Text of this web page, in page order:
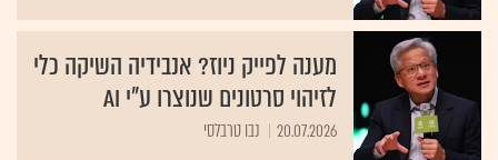
מענה לפייק ניוז? אנבידיה השיקה כלי
לזיהוי סרטונים שנוצרו ע"י AI
20.07.2026 נבו טרבלסי